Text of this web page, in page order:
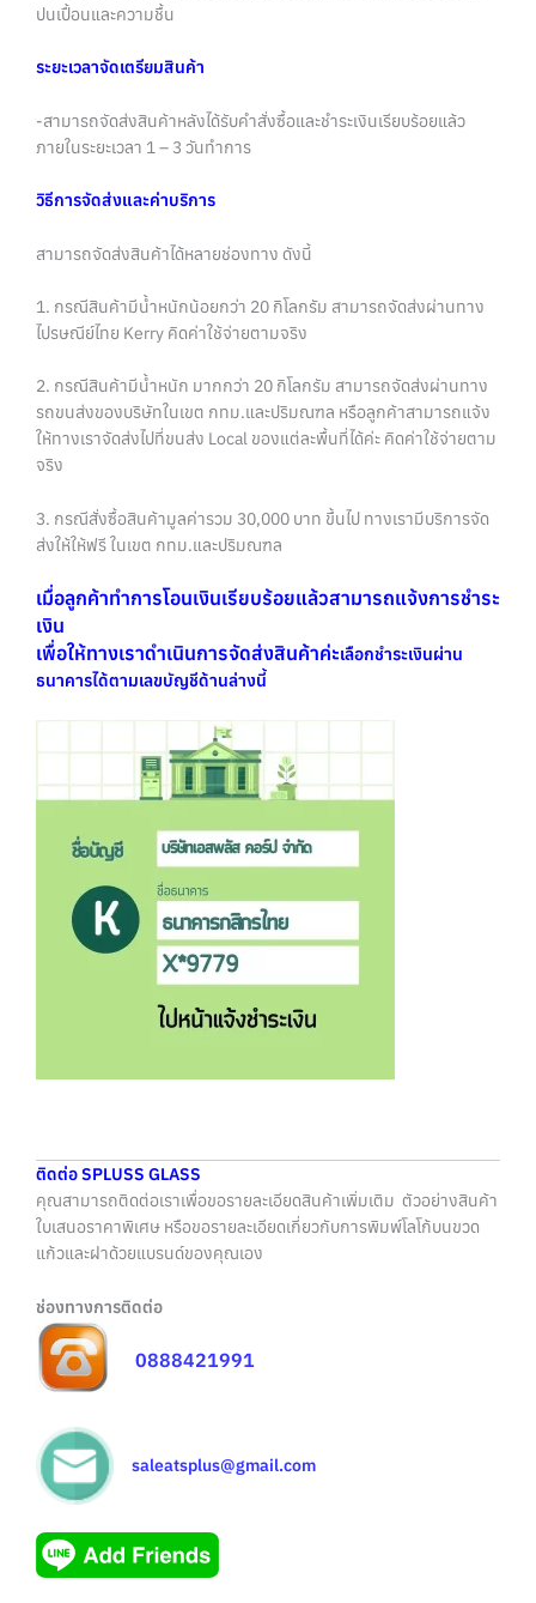
ปนเปื้อนและความชื้น
ระยะเวลาจัดเตรียมสินค้า
-สามารถจัดส่งสินค้าหลังได้รับคำสั่งซื้อและชำระเงินเรียบร้อยแล้ว
ภายในระยะเวลา 1 – 3 วันทำการ
วิธีการจัดส่งและค่าบริการ
สามารถจัดส่งสินค้าได้หลายช่องทาง ดังนี้
1. กรณีสินค้ามีน้ำหนักน้อยกว่า 20 กิโลกรัม สามารถจัดส่งผ่านทาง
ไปรษณีย์ไทย Kerry คิดค่าใช้จ่ายตามจริง
2. กรณีสินค้ามีน้ำหนัก มากกว่า 20 กิโลกรัม สามารถจัดส่งผ่านทาง
รถขนส่งของบริษัทในเขต กทม.และปริมณฑล หรือลูกค้าสามารถแจ้ง
ให้ทางเราจัดส่งไปที่ขนส่ง Local ของแต่ละพื้นที่ได้ค่ะ คิดค่าใช้จ่ายตาม
จริง
3. กรณีสั่งซื้อสินค้ามูลค่ารวม 30,000 บาท ขึ้นไป ทางเรามีบริการจัด
ส่งให้ให้ฟรี ในเขต กทม.และปริมณฑล
เมื่อลูกค้าทำการโอนเงินเรียบร้อยแล้วสามารถแจ้งการชำระ
เงิน
เพื่อให้ทางเราดำเนินการจัดส่งสินค้าค่ะเลือกชำระเงินผ่าน
ธนาคารได้ตามเลขบัญชีด้านล่างนี้
ติดต่อ SPLUSS GLASS
คุณสามารถติดต่อเราเพื่อขอรายละเอียดสินค้าเพิ่มเติม ตัวอย่างสินค้า
ใบเสนอราคาพิเศษ หรือขอรายละเอียดเกี่ยวกับการพิมพ์โลโก้บนขวด
แก้วและฝาด้วยแบรนด์ของคุณเอง
ช่องทางการติดต่อ
0888421991
saleatsplus@gmail.com